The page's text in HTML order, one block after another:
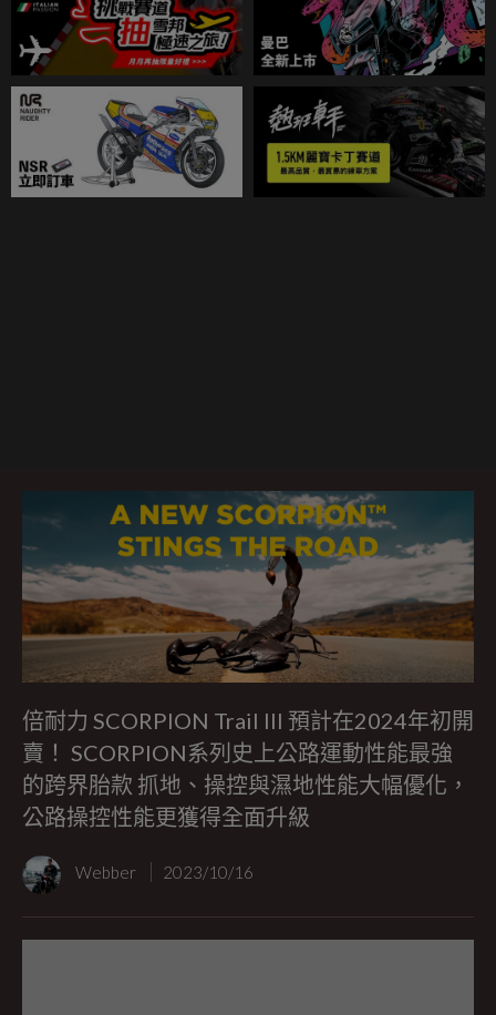
倍耐力 SCORPION Trail III 預計在2024年初開
賣！ SCORPION系列史上公路運動性能最強
的跨界胎款 抓地、操控與濕地性能大幅優化，
公路操控性能更獲得全面升級
Webber 2023/10/16